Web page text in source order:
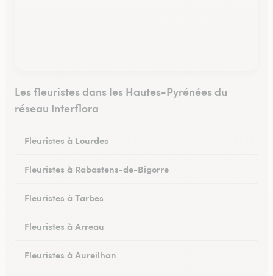
Les fleuristes dans les Hautes-Pyrénées du
réseau Interflora
Fleuristes à Lourdes
Fleuristes à Rabastens-de-Bigorre
Fleuristes à Tarbes
Fleuristes à Arreau
Fleuristes à Aureilhan